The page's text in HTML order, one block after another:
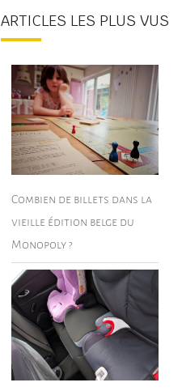
ARTICLES LES PLUS VUS
Combien de billets dans la
vieille édition belge du
Monopoly ?